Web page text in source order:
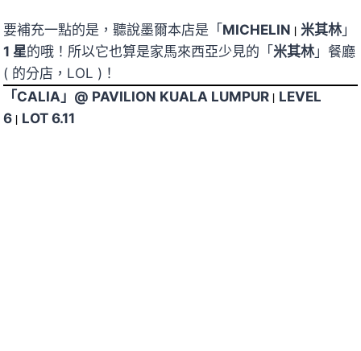
要補充一點的是，聽說墨爾本店是「MICHELIN | 米其林」
1 星的哦！所以它也算是家馬來西亞少見的「米其林」餐廳
( 的分店，LOL )！
「CALIA」@ PAVILION KUALA LUMPUR | LEVEL
6 | LOT 6.11